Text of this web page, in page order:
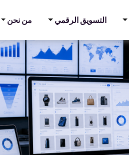
التسويق الرقمي من نحن